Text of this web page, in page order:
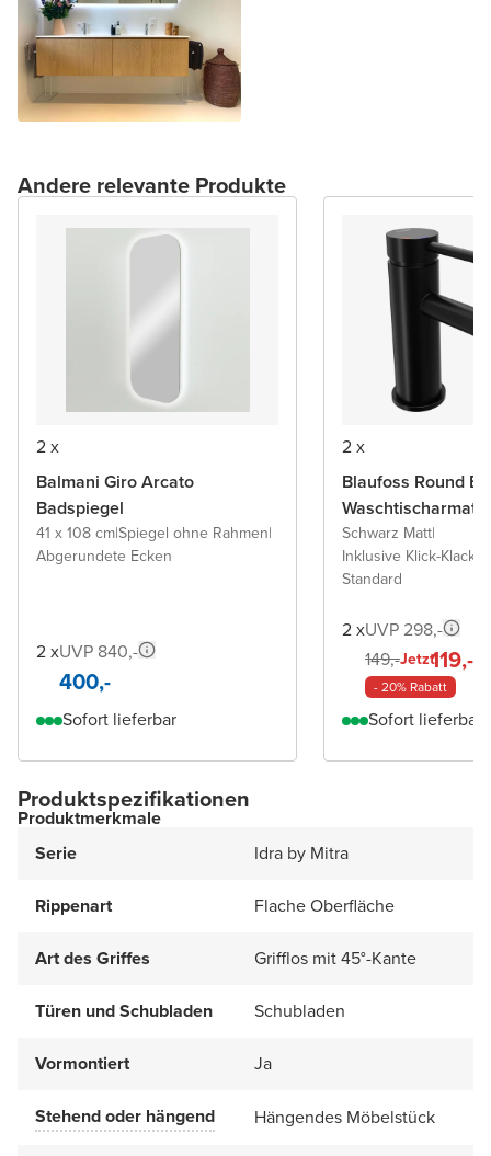
Andere relevante Produkte
2 x
Balmani Giro Arcato
Badspiegel
41 x 108 cm|Spiegel ohne Rahmen|
Abgerundete Ecken
2 xUVP 840,-
400,-
Sofort lieferbar
2 x
Blaufoss Round
Schwarz Matt|
Inklusive Klick-Klack
Standard
2 xUVP 298,-
149,-Jetzt119,-
- 20% Rabatt
Sofort lieferbar
Produktspezifikationen
Produktmerkmale
Serie
Idra by Mitra
Rippenart Flache Oberfläche
Art des Griffes Grifflos mit 45°-Kante
Türen und Schubladen Schubladen
Vormontiert Ja
Stehend oder hängend Hängendes Möbelstück